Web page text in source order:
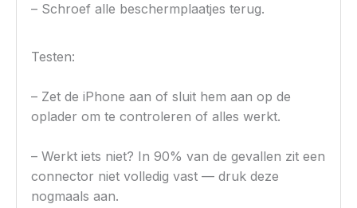
– Schroef alle beschermplaatjes terug.
Testen:
– Zet de iPhone aan of sluit hem aan op de
oplader om te controleren of alles werkt.
– Werkt iets niet? In 90% van de gevallen zit een
connector niet volledig vast — druk deze
nogmaals aan.